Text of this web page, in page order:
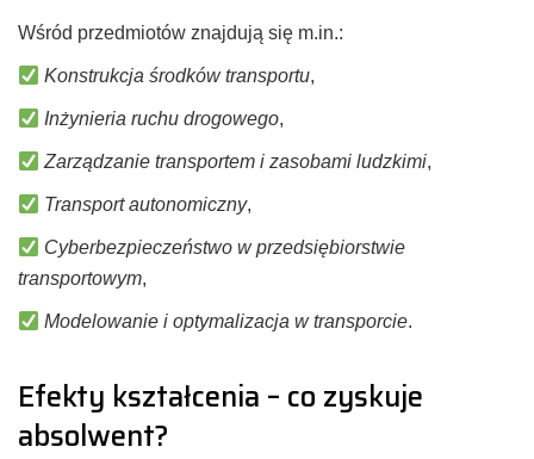
Wśród przedmiotów znajdują się m.in.:
Konstrukcja środków transportu,
Inżynieria ruchu drogowego,
Zarządzanie transportem i zasobami ludzkimi,
Transport autonomiczny,
Cyberbezpieczeństwo w przedsiębiorstwie
transportowym,
Modelowanie i optymalizacja w transporcie.
Efekty kształcenia – co zyskuje
absolwent?